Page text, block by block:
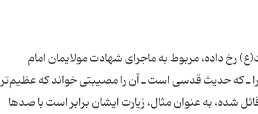
داده، مربوط به ماجرای شهادت مولایمان امام
که حدیث قدسی است ـ آن را مصیبتی خواند که عظیم‌تر
شده، به عنوان مثال، زیارت ایشان برابر است با صدها